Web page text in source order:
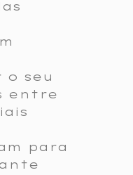
seu
entre
para